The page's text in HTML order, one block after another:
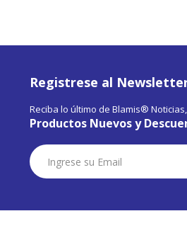
Registrese al
Reciba lo último de Blamis®
Productos Nuevos y
Suscríbase
a
Nuestro